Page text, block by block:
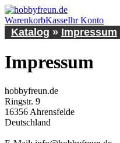
WarenkorbKasseIhr Konto
Katalog » Impressum
Impressum
hobbyfreun.de
Ringstr. 9
16356 Ahrensfelde
Deutschland